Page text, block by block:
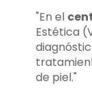
"En el
Estética
de piel."